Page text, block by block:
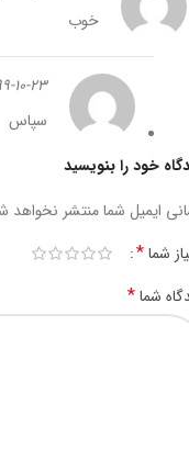
خوب
10-23
سپاس
خود را بنویسید
ایمیل شما منتشر نخواهد
شما*
شما*